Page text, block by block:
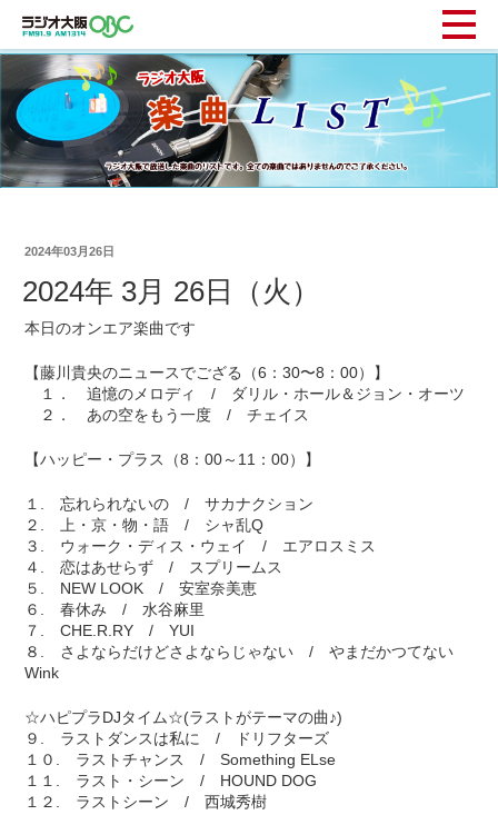
2024年03月26日
2024年 3月 26日（火）
本日のオンエア楽曲です
【藤川貴央のニュースでござる（6：30〜8：00）】
１． 追憶のメロディ / ダリル・ホール＆ジョン・オーツ
２． あの空をもう一度 / チェイス
【ハッピー・プラス（8：00～11：00）】
１. 忘れられないの / サカナクション
２. 上・京・物・語 / シャ乱Q
３. ウォーク・ディス・ウェイ / エアロスミス
４. 恋はあせらず / スプリームス
５. NEW LOOK / 安室奈美恵
６. 春休み / 水谷麻里
７. CHE.R.RY / YUI
８. さよならだけどさよならじゃない / やまだかつてない
Wink
☆ハピプラDJタイム☆(ラストがテーマの曲♪)
９. ラストダンスは私に / ドリフターズ
１０. ラストチャンス / Something ELse
１１. ラスト・シーン / HOUND DOG
１２. ラストシーン / 西城秀樹